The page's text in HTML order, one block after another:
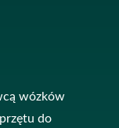
wózków
do